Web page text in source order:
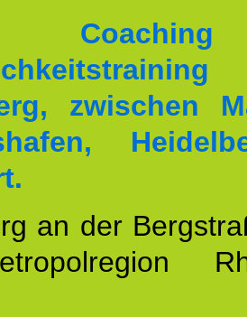
zwischen
an der